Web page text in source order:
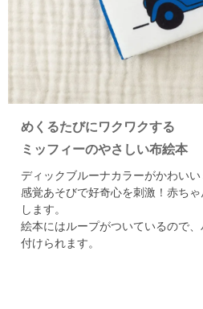
めくるたびにワクワクする
ミッフィーのやさしい布絵本
ディックブルーナカラーがかわいい
感覚あそびで好奇心を刺激！赤ち
します。
絵本にはループがついているので
付けられます。